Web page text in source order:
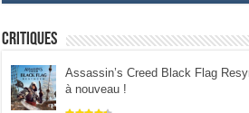
Critiques
Assassin’s Creed Black Flag
à nouveau !